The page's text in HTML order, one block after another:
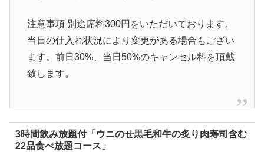
注意事項 別途席料300円をいただいております。
当日の仕入れ状況により変更がある場合もござい
ます。前日30%、当日50%のキャンセル料を頂戴
致します。
3時間飲み放題付「ウニのせ黒毛和牛の炙り肉寿司含む
22品食べ放題コース」